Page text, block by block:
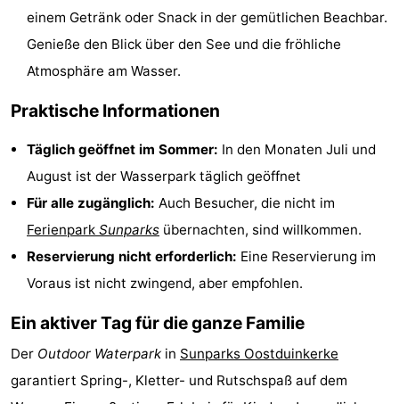
Schwimmbader
Radfahren
-
Wandern
-
Reiten
Golfplatze
trinken
Praktisch
Forum
einem Getränk oder Snack in der gemütlichen Beachbar.
Genieße den Blick über den See und die fröhliche
Atmosphäre am Wasser.
Praktische Informationen
Täglich geöffnet im Sommer: In den Monaten Juli und
August ist der Wasserpark täglich geöffnet
Für alle zugänglich: Auch Besucher, die nicht im
Ferienpark Sunparks übernachten, sind willkommen.
Reservierung nicht erforderlich: Eine Reservierung im
Voraus ist nicht zwingend, aber empfohlen.
Ein aktiver Tag für die ganze Familie
Der Outdoor Waterpark in Sunparks Oostduinkerke
garantiert Spring-, Kletter- und Rutschspaß auf dem